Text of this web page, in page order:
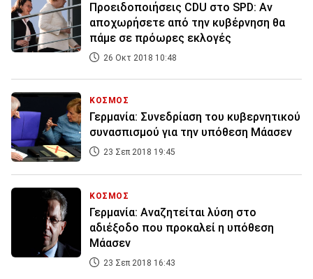
Προειδοποιήσεις CDU στο SPD: Αν
αποχωρήσετε από την κυβέρνηση θα
πάμε σε πρόωρες εκλογές
26 Οκτ 2018 10:48
ΚΟΣΜΟΣ
Γερμανία: Συνεδρίαση του κυβερνητικού
συνασπισμού για την υπόθεση Μάασεν
23 Σεπ 2018 19:45
ΚΟΣΜΟΣ
Γερμανία: Αναζητείται λύση στο
αδιέξοδο που προκαλεί η υπόθεση
Μάασεν
23 Σεπ 2018 16:43